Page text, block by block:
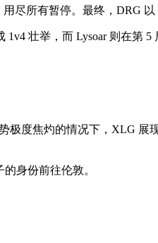
尽所有暂停。最终，DRG 以
壮举，而 Lysoar 则在第
度焦灼的情况下，XLG 展
身份前往伦敦。